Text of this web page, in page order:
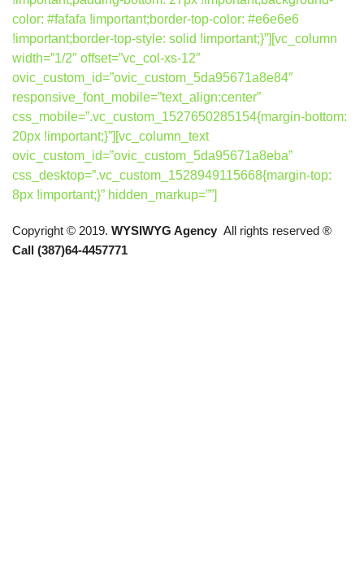
color: #fafafa !important;border-top-color: #e6e6e6
!important;border-top-style: solid !important;}”][vc_column
width=”1/2″ offset=”vc_col-xs-12″
ovic_custom_id=”ovic_custom_5da95671a8e84″
responsive_font_mobile=”text_align:center”
css_mobile=”.vc_custom_1527650285154{margin-bottom:
20px !important;}”][vc_column_text
ovic_custom_id=”ovic_custom_5da95671a8eba”
css_desktop=”.vc_custom_1528949115668{margin-top:
8px !important;}” hidden_markup=””]
Copyright © 2019. WYSIWYG Agency All rights reserved ®
Call (387)64-4457771